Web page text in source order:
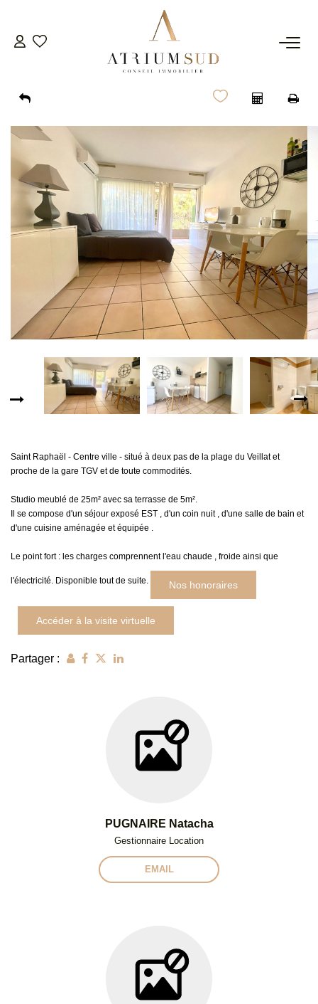
TRANSACTION
SYNDIC
ESTIMATION
AGENCE
MON COMPTE
EN
Saint Raphaël - Centre ville - situé à deux pas de la plage du Veillat et
proche de la gare TGV et de toute commodités.
Studio meublé de 25m² avec sa terrasse de 5m².
Il se compose d'un séjour exposé EST , d'un coin nuit , d'une salle de bain et
d'une cuisine aménagée et équipée .
Le point fort : les charges comprennent l'eau chaude , froide ainsi que
l'électricité. Disponible tout de suite. Nos honoraires
Accéder à la visite virtuelle
Partager :
PUGNAIRE Natacha
Gestionnaire Location
EMAIL